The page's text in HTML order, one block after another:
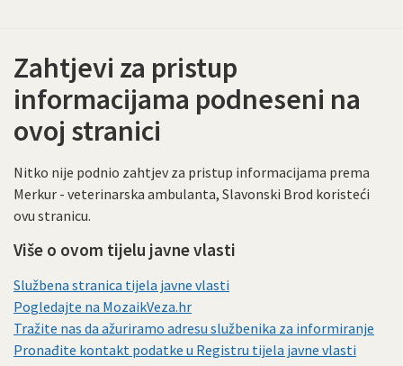
Zahtjevi za pristup
informacijama podneseni na
ovoj stranici
Nitko nije podnio zahtjev za pristup informacijama prema
Merkur - veterinarska ambulanta, Slavonski Brod koristeći
ovu stranicu.
Više o ovom tijelu javne vlasti
Službena stranica tijela javne vlasti
Pogledajte na MozaikVeza.hr
Tražite nas da ažuriramo adresu službenika za informiranje
Pronađite kontakt podatke u Registru tijela javne vlasti